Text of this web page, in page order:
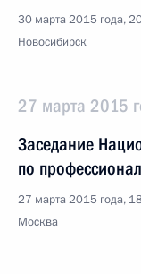
30 марта 2015 года,
Новосибирск
27 марта 2015
Заседание
по
27 марта 2015 года,
Москва